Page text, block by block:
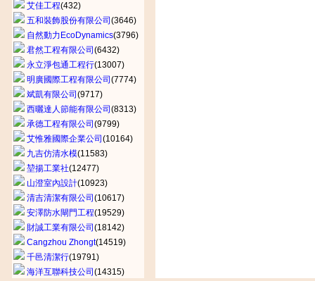
艾佳工程(432)
五和裝飾股份有限公司 (3646)
自然動力EcoDynamics(3796)
君然工程有限公司 (6432)
永立淨包通工程行(13007)
明廣國際工程有限公司 (7774)
斌凱有限公司 (9717)
西曬達人節能有限公司 (8313)
承德工程有限公司 (9799)
艾惟雅國際企業公司 (10164)
九吉仿清水模(11583)
堃揚工業社(12477)
山澄室內設計(10923)
清吉清潔有限公司 (10617)
安澤防水閘門工程(19529)
財誠工業有限公司 (18142)
Cangzhou Zhongt(14519)
千邑清潔行(19791)
海洋互聯科技公司 (14315)